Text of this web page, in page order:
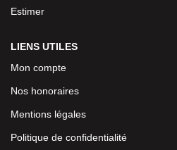
Estimer
LIENS UTILES
Mon compte
Nos honoraires
Mentions légales
Politique de confidentialité